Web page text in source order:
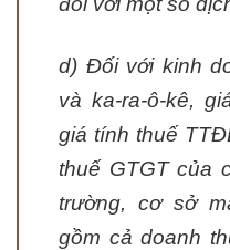
d) Đối với kinh
và ka-ra-ô-kê,
giá tính thuế
thuế GTGT của
trường, cơ sở
gồm cả doanh